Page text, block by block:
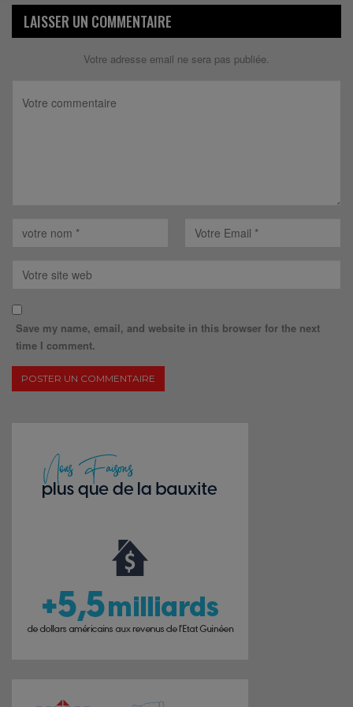
LAISSER UN COMMENTAIRE
Votre adresse email ne sera pas publiée.
Save my name, email, and website in this browser for the next
time I comment.